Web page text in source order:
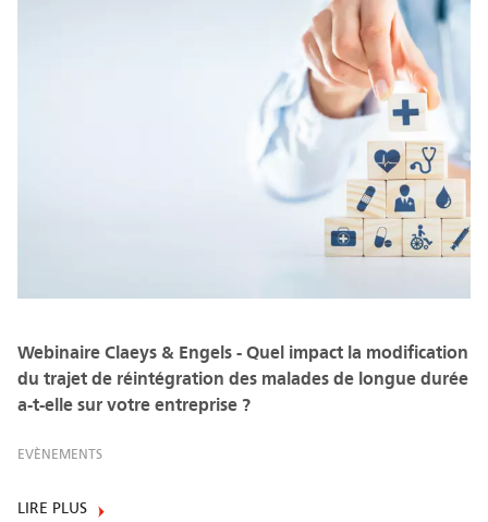
Webinaire Claeys & Engels - Quel impact la modification
du trajet de réintégration des malades de longue durée
a-t-elle sur votre entreprise ?
EVÈNEMENTS
LIRE PLUS